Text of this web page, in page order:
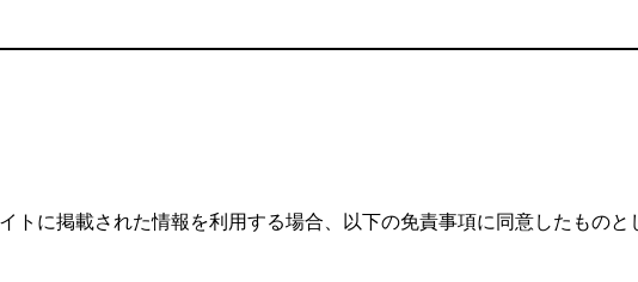
トに掲載された情報を利用する場合、以下の免責事項に同意したものと